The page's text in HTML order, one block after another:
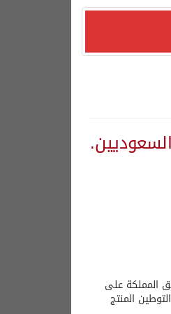
الإسلامية.
المملكة على
المنتج